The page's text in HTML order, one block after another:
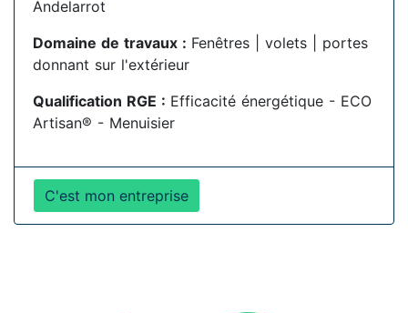
Andelarrot
Domaine de travaux : Fenêtres | volets | portes
donnant sur l'extérieur
Qualification RGE : Efficacité énergétique - ECO
Artisan® - Menuisier
C'est mon entreprise